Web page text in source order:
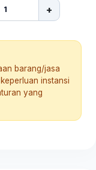
+
barang/jasa
instansi
yang